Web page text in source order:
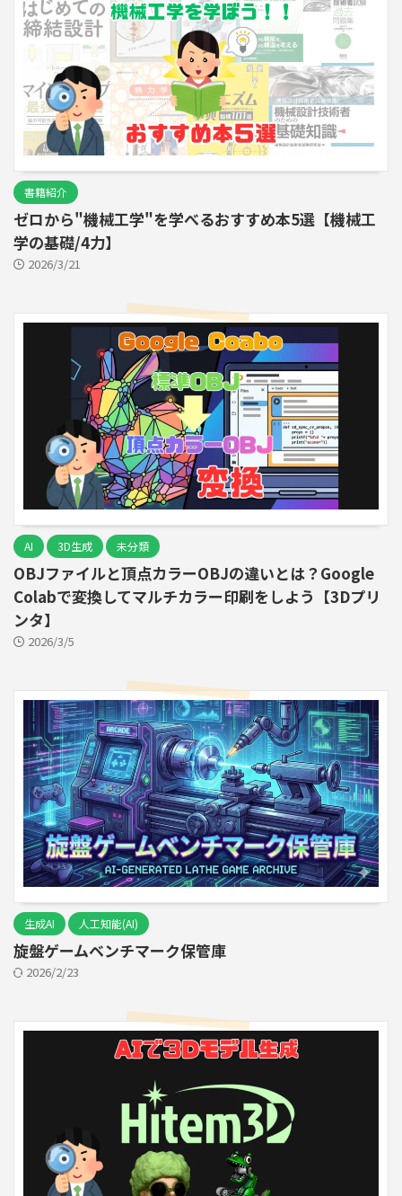
書籍紹介
ゼロから"機械工学"を学べるおすすめ本5選【機械工
学の基礎/4力】
2026/3/21
AI 3D生成 未分類
OBJファイルと頂点カラーOBJの違いとは？Google
Colabで変換してマルチカラー印刷をしよう【3Dプリ
ンタ】
2026/3/5
生成AI 人工知能(AI)
旋盤ゲームベンチマーク保管庫
2026/2/23